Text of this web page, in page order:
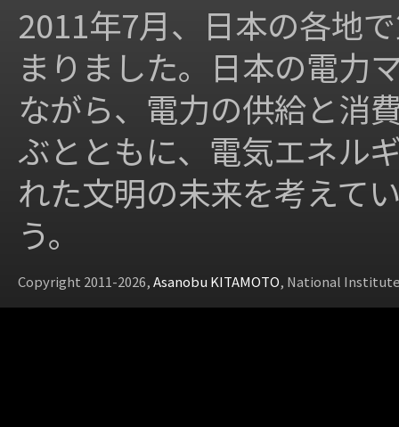
2011年7月、日本の各地
まりました。日本の電力
ながら、電力の供給と消
ぶとともに、電気エネル
れた文明の未来を考えて
う。
Copyright 2011-2026,Asanobu KITAMOTO, National